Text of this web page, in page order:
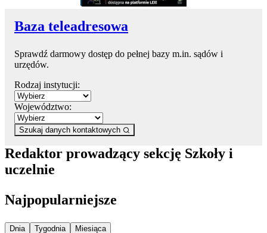
Baza teleadresowa
Sprawdź darmowy dostęp do pełnej bazy m.in. sądów i
urzędów.
Rodzaj instytucji:
Województwo:
Szukaj danych kontaktowych
Redaktor prowadzący sekcję Szkoły i
uczelnie
Najpopularniejsze
Najpopularniejsze wiadomości z
Dnia Najpopularniejsze wiadomości z
Tygodnia Najpopularniejsze wiadomości z
Miesiąca